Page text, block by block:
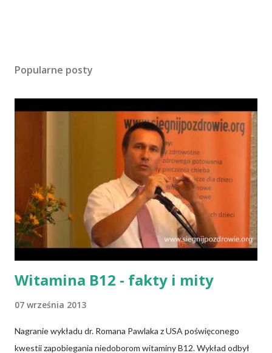
Popularne posty
Witamina B12 - fakty i mity
07 września 2013
Nagranie wykładu dr. Romana Pawlaka z USA poświęconego
kwestii zapobiegania niedoborom witaminy B12. Wykład odbył